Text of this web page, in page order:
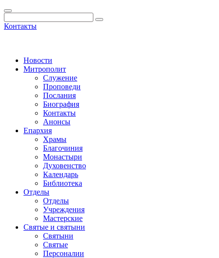
Контакты
Новости
Митрополит
Служение
Проповеди
Послания
Биография
Контакты
Анонсы
Епархия
Храмы
Благочиния
Монастыри
Духовенство
Календарь
Библиотека
Отделы
Отделы
Учреждения
Мастерские
Святые и святыни
Cвятыни
Cвятые
Персоналии